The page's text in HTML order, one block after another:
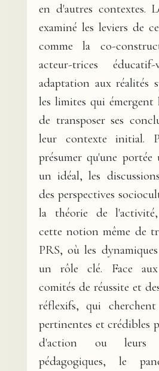
en d'autres contextes.
examiné les leviers de
comme la co-
acteur-trices
adaptation aux réalités
les limites qui émergent
de transposer ses
leur contexte initial.
présumer qu'une portée
un idéal, les
des perspectives
la théorie de
cette notion même de
PRS, où les
un rôle clé. Face
comités de réussite et
réflexifs, qui
pertinentes et crédibles
d'action ou leurs
pédagogiques, le